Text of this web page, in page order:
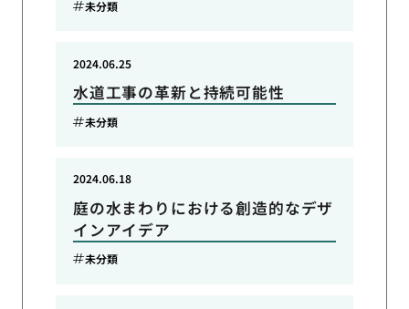
未分類
水道工事の革新と持続可能性
2024.06.25
未分類
庭の水まわりにおける創造的なデザ
インアイデア
2024.06.18
未分類